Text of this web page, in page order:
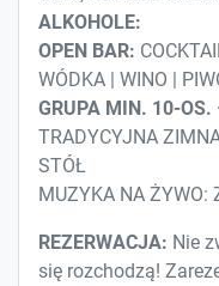
ALKOHOLE:
OPEN BAR:
WÓDKA | WINO |
GRUPA MIN. 10-
TRADYCYJNA
STÓŁ
MUZYKA NA ŻYWO:
REZERWACJA: Nie
się rozchodzą!